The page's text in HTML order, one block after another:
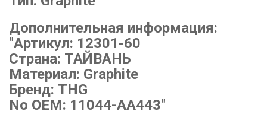
Дополнительная информация:
"Артикул: 12301-60
Страна: ТАЙВАНЬ
Материал: Graphite
Бренд: THG
No OEM: 11044-AA443"